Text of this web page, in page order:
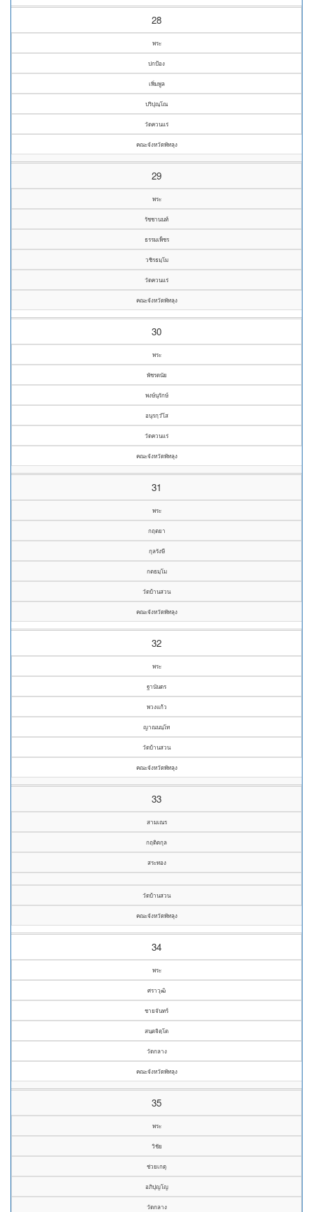
28
พระ
ปกป้อง
เพิ่มพูล
ปริปุณฺโณ
วัดควนแร่
คณะจังหวัดพัทลุง
29
พระ
รัชชานนท์
ธรรมเพ็ชร
วชิรธมฺโม
วัดควนแร่
คณะจังหวัดพัทลุง
30
พระ
พัชรดนัย
พงษ์นุรักษ์
อนุรกฺวํโส
วัดควนแร่
คณะจังหวัดพัทลุง
31
พระ
กฤตยา
กุลรังษี
กตธมฺโม
วัดบ้านสวน
คณะจังหวัดพัทลุง
32
พระ
ฐานันดร
พวงแก้ว
ญาณนนฺโท
วัดบ้านสวน
คณะจังหวัดพัทลุง
33
สามเณร
กฤติตกุล
สระทอง
วัดบ้านสวน
คณะจังหวัดพัทลุง
34
พระ
ศราวุฒิ
ชายจันทร์
สนฺตจิตฺโต
วัดกลาง
คณะจังหวัดพัทลุง
35
พระ
วิชัย
ช่วยเกตุ
อภิปุญโญ
วัดกลาง